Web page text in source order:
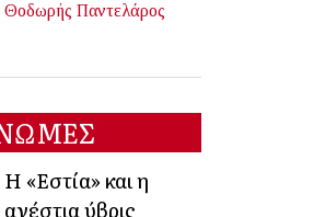
Θοδωρής Παντελάρος
Η «Εστία» και η
ανέστια ύβρις